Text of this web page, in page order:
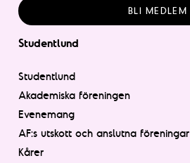
BLI MEDLEM
Studentlund
Studentlund
Akademiska föreningen
Evenemang
AF:s utskott och anslutna föreningar
Kårer